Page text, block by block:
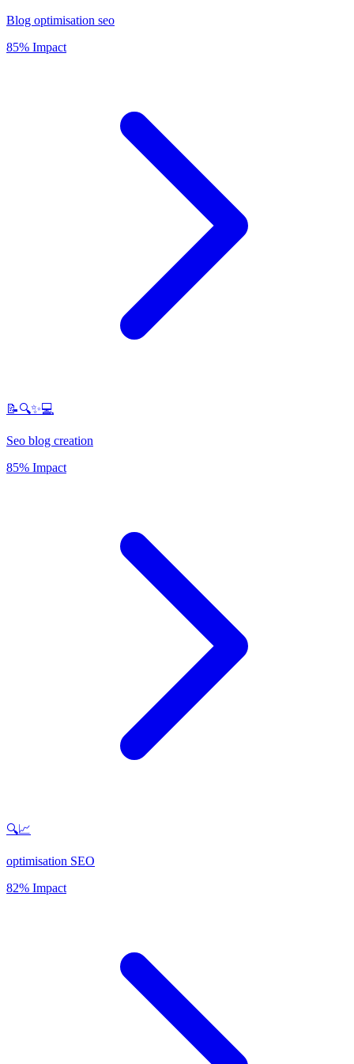
Blog optimisation seo
85% Impact
📝🔍✨💻
Seo blog creation
85% Impact
🔍📈
optimisation SEO
82% Impact